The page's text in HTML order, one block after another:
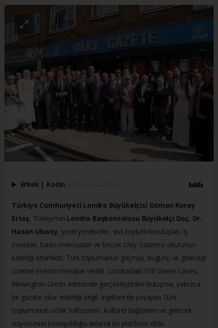
Erkek Kadın
Türkiye Cumhuriyeti Londra Büyükelçisi Osman Koray
Ertaş, Türkiye’nin Londra Başkonsolosu Büyükelçi Doç. Dr.
Hasan Ulusoy, yerel yöneticiler, sivil toplum kuruluşları, iş
insanları, basın mensupları ve birçok Olay Gazetesi okurunun
katıldığı etkinlikte; Türk toplumunun geçmişi, bugünü ve geleceği
üzerine önemli mesajlar verildi. Londra’daki 100 Green Lanes,
Newington Green adresinde gerçekleştirilen buluşma, yalnızca
bir gazete okur etkinliği değil; İngiltere’de yaşayan Türk
toplumunun ortak hafızasının, kültürel bağlarının ve gelecek
vizyonunun konuşulduğu anlamlı bir platform oldu.